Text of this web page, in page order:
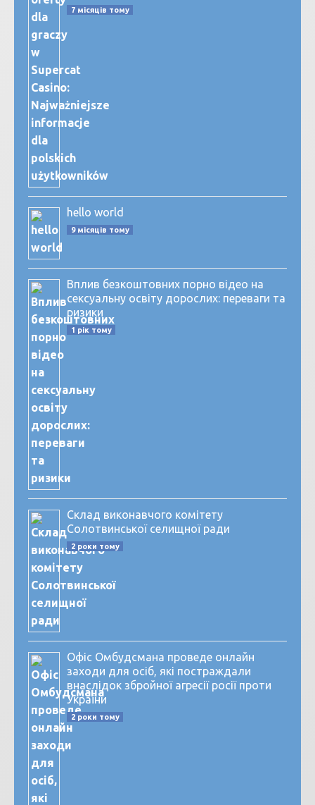
7 місяців тому
hello world
9 місяців тому
Вплив безкоштовних порно відео на
сексуальну освіту дорослих: переваги та
ризики
1 рік тому
Склад виконавчого комітету
Солотвинської селищної ради
2 роки тому
Офіс Омбудсмана проведе онлайн
заходи для осіб, які постраждали
внаслідок збройної агресії росії проти
України
2 роки тому